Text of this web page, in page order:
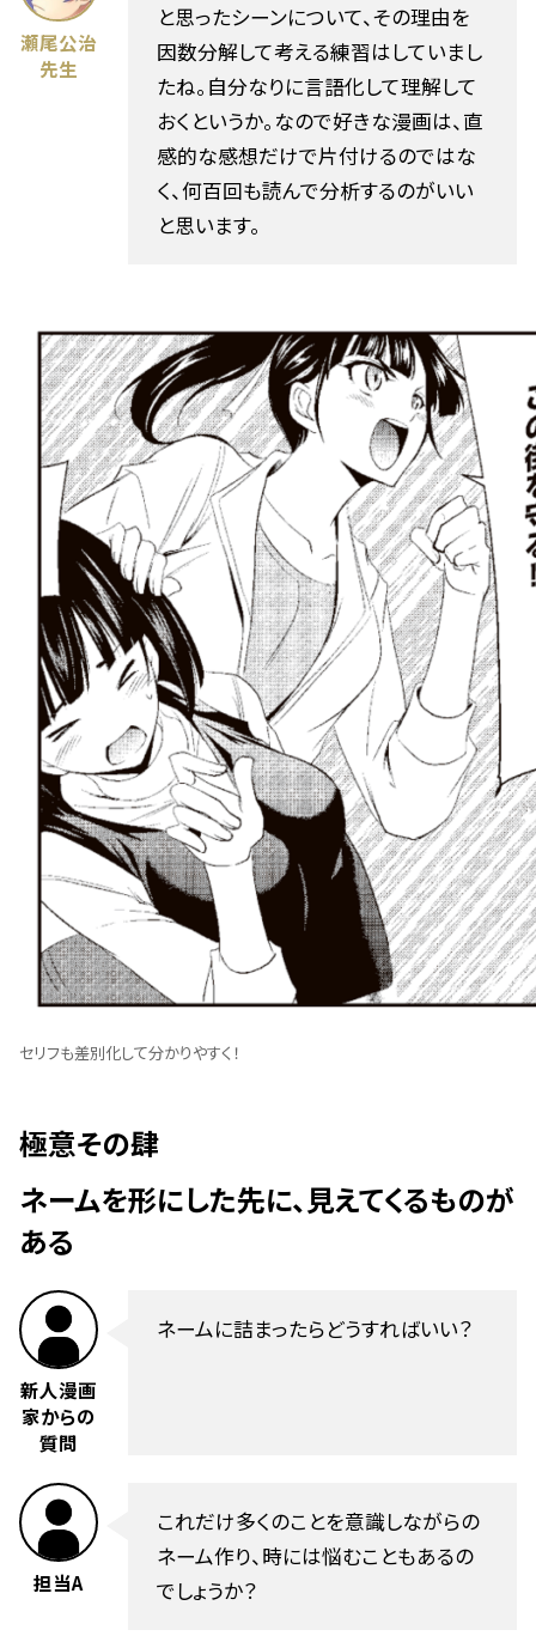
瀬尾公治
先生
と思ったシーンについて、その理由を
因数分解して考える練習はしていまし
たね。自分なりに言語化して理解して
おくというか。なので好きな漫画は、直
感的な感想だけで片付けるのではな
く、何百回も読んで分析するのがいい
と思います。
セリフも差別化して分かりやすく！
極意その肆
ネームを形にした先に、見えてくるものが
ある
新人漫画
家からの
質問
ネームに詰まったらどうすればいい？
担当A
これだけ多くのことを意識しながらの
ネーム作り、時には悩むこともあるの
でしょうか？